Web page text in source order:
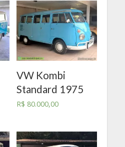
VW Kombi
Standard 1975
R$ 80.000,00